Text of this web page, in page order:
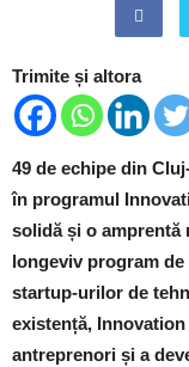
Trimite și altora
49 de echipe din
în programul
solidă și o amprentă
longeviv program
startup-urilor de
existență,
antreprenori și a